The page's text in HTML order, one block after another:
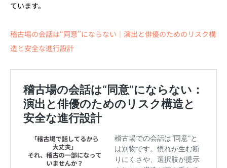
ています。
稽古場の会話は“同意”にならない｜演出と俳優のためのリスク構
造と安全な進行設計